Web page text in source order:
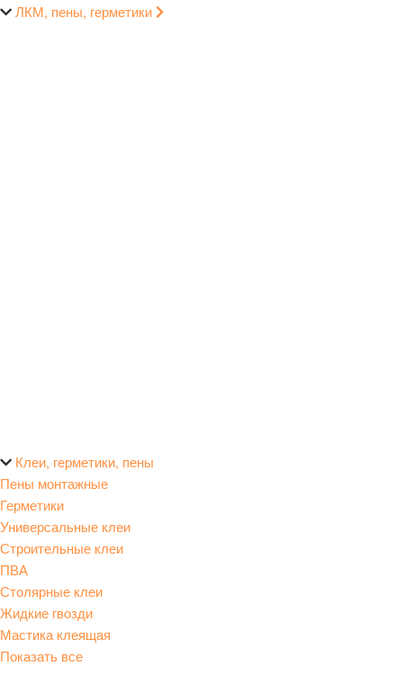
ЛКМ, пены, герметики
Клеи, герметики, пены
Пены монтажные
Герметики
Универсальные клеи
Строительные клеи
ПВА
Столярные клеи
Жидкие гвозди
Мастика клеящая
Показать все